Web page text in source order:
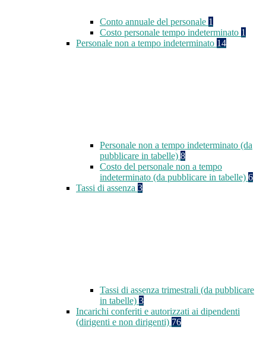
Conto annuale del personale 1
Costo personale tempo indeterminato 1
Personale non a tempo indeterminato 14
Personale non a tempo indeterminato (da
pubblicare in tabelle) 8
Costo del personale non a tempo
indeterminato (da pubblicare in tabelle) 6
Tassi di assenza 3
Tassi di assenza trimestrali (da pubblicare
in tabelle) 3
Incarichi conferiti e autorizzati ai dipendenti
(dirigenti e non dirigenti) 76